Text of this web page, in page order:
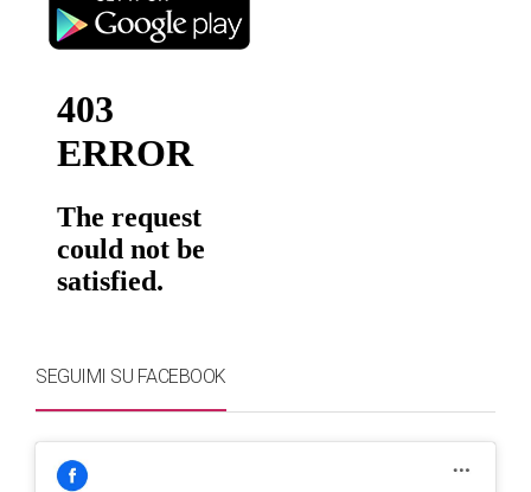
SEGUIMI SU FACEBOOK